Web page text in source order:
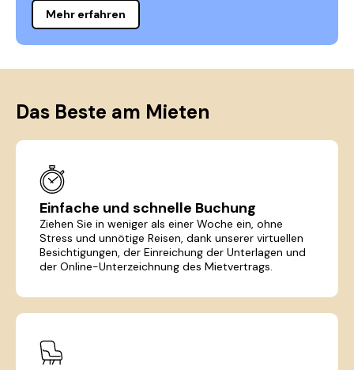
Mehr erfahren
Das Beste am Mieten
Einfache und schnelle Buchung
Ziehen Sie in weniger als einer Woche ein, ohne
Stress und unnötige Reisen, dank unserer virtuellen
Besichtigungen, der Einreichung der Unterlagen und
der Online-Unterzeichnung des Mietvertrags.